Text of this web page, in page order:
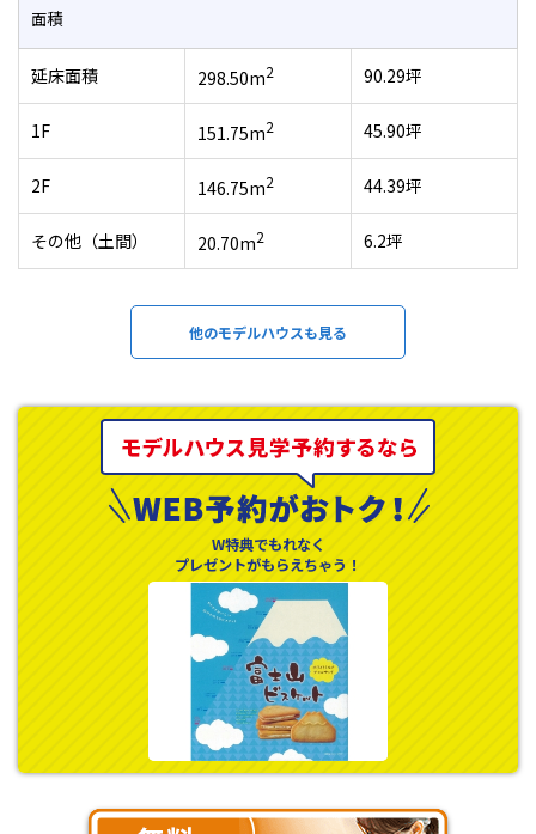
面積
延床面積 298.50m2 90.29坪
1F 151.75m2 45.90坪
2F 146.75m2 44.39坪
その他（土間） 20.70m2 6.2坪
他のモデルハウスも見る
W特典でもれなく
プレゼントがもらえちゃう！